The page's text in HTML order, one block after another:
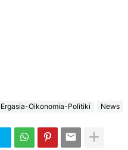
Ergasia-Oikonomia-Politiki News